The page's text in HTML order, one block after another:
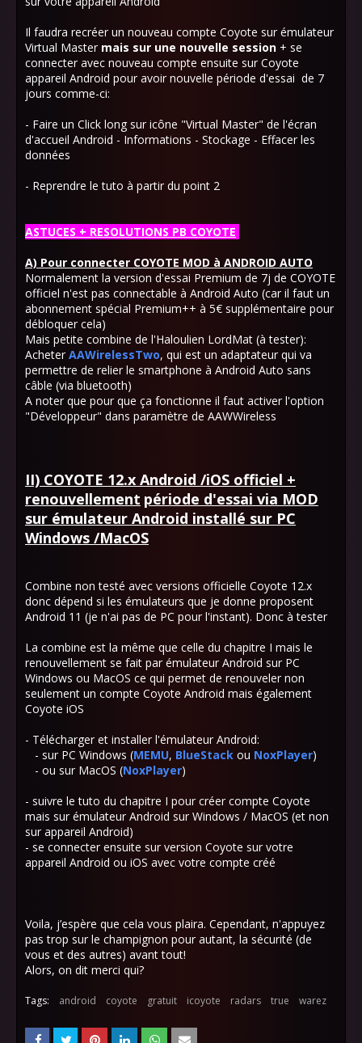
Il faudra recréer un nouveau compte Coyote sur émulateur
Virtual Master mais sur une nouvelle session + se
connecter avec nouveau compte ensuite sur Coyote
appareil Android pour avoir nouvelle période d'essai de 7
jours comme-ci:
- Faire un Click long sur icône "Virtual Master" de l'écran
d'accueil Android - Informations - Stockage - Effacer les
données
- Reprendre le tuto à partir du point 2
ASTUCES + RESOLUTIONS PB COYOTE
A) Pour connecter COYOTE MOD à ANDROID AUTO
Normalement la version d'essai Premium de 7j de COYOTE
officiel n'est pas connectable à Android Auto (car il faut un
abonnement spécial Premium++ à 5€ supplémentaire pour
débloquer cela)
Mais petite combine de l'Haloulien LordMat (à tester):
Acheter AAWirelessTwo, qui est un adaptateur qui va
permettre de relier le smartphone à Android Auto sans
câble (via bluetooth)
A noter que pour que ça fonctionne il faut activer l'option
"Développeur" dans paramètre de AAWWireless
II) COYOTE 12.x Android /iOS officiel +
renouvellement période d'essai via MOD
sur émulateur Android installé sur PC
Windows /MacOS
Combine non testé avec versions officielle Coyote 12.x
donc dépend si les émulateurs que je donne proposent
Android 11 (je n'ai pas de PC pour l'instant). Donc à tester
La combine est la même que celle du chapitre I mais le
renouvellement se fait par émulateur Android sur PC
Windows ou MacOS ce qui permet de renouveler non
seulement un compte Coyote Android mais également
Coyote iOS
- Télécharger et installer l'émulateur Android:
- sur PC Windows (MEMU, BlueStack ou NoxPlayer)
- ou sur MacOS (NoxPlayer)
- suivre le tuto du chapitre I pour créer compte Coyote
mais sur émulateur Android sur Windows / MacOS (et non
sur appareil Android)
- se connecter ensuite sur version Coyote sur votre
appareil Android ou iOS avec votre compte créé
Voila, j’espère que cela vous plaira. Cependant, n'appuyez
pas trop sur le champignon pour autant, la sécurité (de
vous et des autres) avant tout!
Alors, on dit merci qui?
Tags: android coyote gratuit icoyote radars true warez